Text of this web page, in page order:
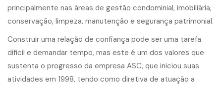
principalmente nas áreas de gestão condominial, imobiliária,
conservação, limpeza, manutenção e segurança patrimonial.
Construir uma relação de confiança pode ser uma tarefa
difícil e demandar tempo, mas este é um dos valores que
sustenta o progresso da empresa ASC, que iniciou suas
atividades em 1998, tendo como diretiva de atuação a